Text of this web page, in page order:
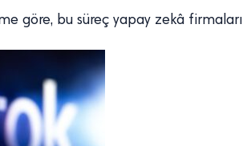
göre, bu süreç yapay zekâ